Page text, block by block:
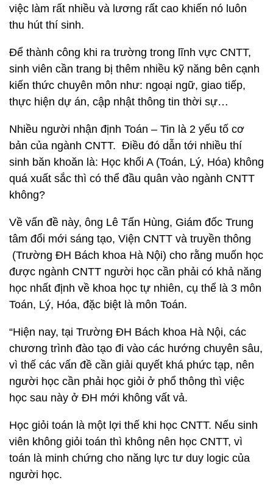
việc làm rất nhiều và lương rất cao khiến nó luôn
thu hút thí sinh.
Để thành công khi ra trường trong lĩnh vực CNTT,
sinh viên cần trang bị thêm nhiều kỹ năng bên cạnh
kiến thức chuyên môn như: ngoại ngữ, giao tiếp,
thực hiện dự án, cập nhật thông tin thời sự…
Nhiều người nhận định Toán – Tin là 2 yếu tố cơ
bản của ngành CNTT. Điều đó dẫn tới nhiều thí
sinh băn khoăn là: Học khối A (Toán, Lý, Hóa) không
quá xuất sắc thì có thể đầu quân vào ngành CNTT
không?
Về vấn đề này, ông Lê Tấn Hùng, Giám đốc Trung
tâm đổi mới sáng tạo, Viện CNTT và truyền thông
(Trường ĐH Bách khoa Hà Nội) cho rằng muốn học
được ngành CNTT người học cần phải có khả năng
học nhất định về khoa học tự nhiên, cụ thể là 3 môn
Toán, Lý, Hóa, đặc biệt là môn Toán.
“Hiện nay, tại Trường ĐH Bách khoa Hà Nội, các
chương trình đào tạo đi vào các hướng chuyên sâu,
vì thế các vấn đề cần giải quyết khá phức tạp, nên
người học cần phải học giỏi ở phổ thông thì việc
học sau này ở ĐH mới không vất vả.
Học giỏi toán là một lợi thế khi học CNTT. Nếu sinh
viên không giỏi toán thì không nên học CNTT, vì
toán là minh chứng cho năng lực tư duy logic của
người học.